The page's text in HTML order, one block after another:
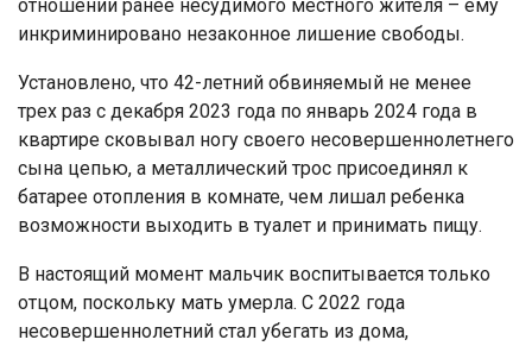
отношении ранее несудимого местного жителя – ему
инкриминировано незаконное лишение свободы.
Установлено, что 42-летний обвиняемый не менее
трех раз с декабря 2023 года по январь 2024 года в
квартире сковывал ногу своего несовершеннолетнего
сына цепью, а металлический трос присоединял к
батарее отопления в комнате, чем лишал ребенка
возможности выходить в туалет и принимать пищу.
В настоящий момент мальчик воспитывается только
отцом, поскольку мать умерла. С 2022 года
несовершеннолетний стал убегать из дома,